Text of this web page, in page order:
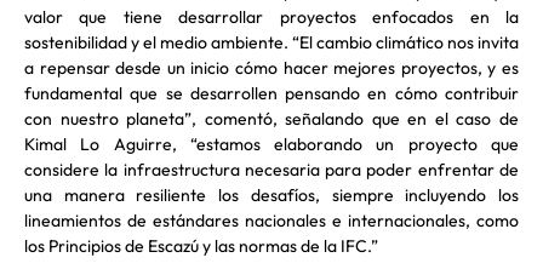
valor que tiene desarrollar proyectos enfocados en la
sostenibilidad y el medio ambiente. “El cambio climático nos invita
a repensar desde un inicio cómo hacer mejores proyectos, y es
fundamental que se desarrollen pensando en cómo contribuir
con nuestro planeta”, comentó, señalando que en el caso de
Kimal Lo Aguirre, “estamos elaborando un proyecto que
considere la infraestructura necesaria para poder enfrentar de
una manera resiliente los desafíos, siempre incluyendo los
lineamientos de estándares nacionales e internacionales, como
los Principios de Escazú y las normas de la IFC.”